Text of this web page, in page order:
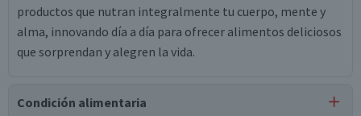
productos que nutran integralmente tu cuerpo, mente y
alma, innovando día a día para ofrecer alimentos deliciosos
que sorprendan y alegren la vida.
Condición alimentaria